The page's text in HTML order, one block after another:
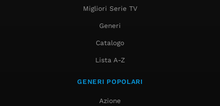
Migliori Serie TV
Generi
Catalogo
Lista A-Z
GENERI POPOLARI
Azione